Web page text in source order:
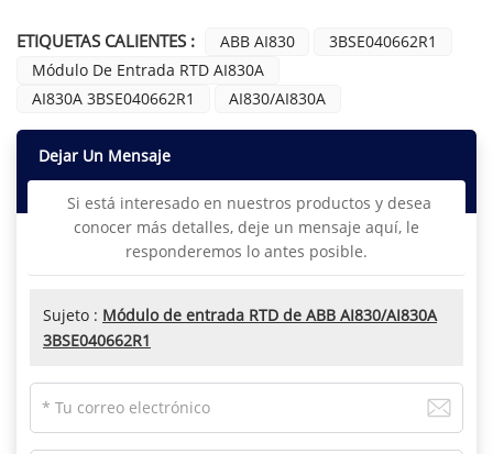
ETIQUETAS CALIENTES : ABB AI830
3BSE040662R1
Módulo De Entrada RTD AI830A
AI830A 3BSE040662R1
AI830/AI830A
Dejar Un Mensaje
Si está interesado en nuestros productos y desea
conocer más detalles, deje un mensaje aquí, le
responderemos lo antes posible.
Sujeto : Módulo de entrada RTD de ABB AI830/AI830A
3BSE040662R1